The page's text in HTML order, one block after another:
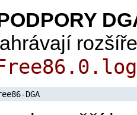
DGA